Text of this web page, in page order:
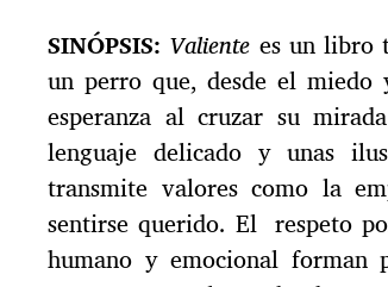
SINÓPSIS: Valiente es un libro
un perro que, desde el
esperanza al cruzar su
lenguaje delicado y unas
transmite valores como la
sentirse querido. El respeto
humano y emocional forman